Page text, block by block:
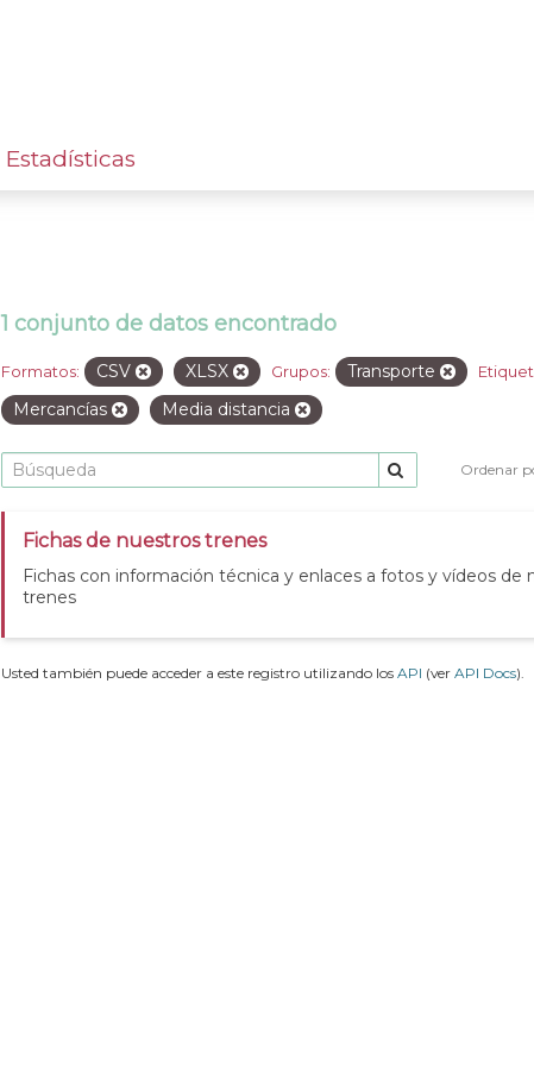
Estadísticas
1 conjunto de datos encontrado
Formatos: CSV XLSX Grupos: Transporte
Mercancías
Media distancia
Ordenar
Fichas de nuestros trenes
Fichas con información técnica y enlaces a fotos y vídeos de
trenes
Usted también puede acceder a este registro utilizando los API (ver API Docs).